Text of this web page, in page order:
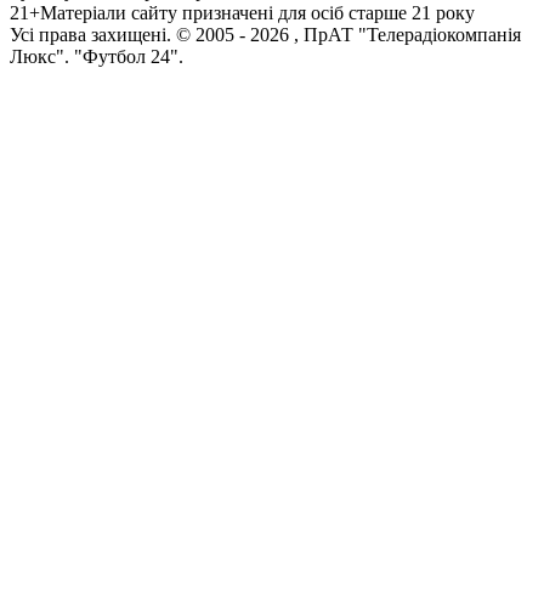
21+Матеріали сайту призначені для осіб старше 21 року
Усi права захищенi. © 2005 - 2026 , ПрАТ "Телерадіокомпанія
Люкс". "Футбол 24".